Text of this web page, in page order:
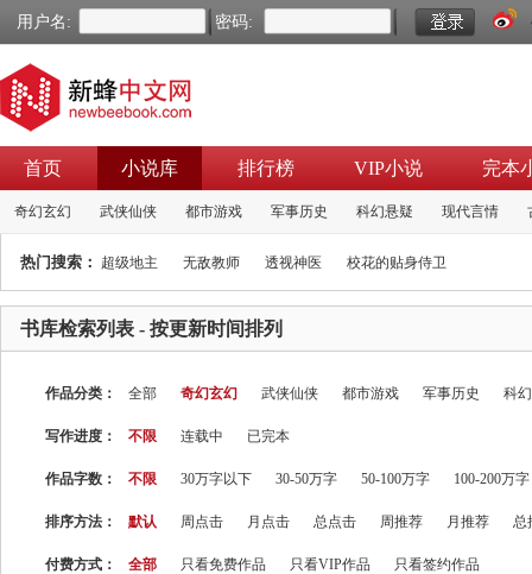
用户名: 密码:
首页 小说库 排行榜 VIP小说 完本
奇幻玄幻 武侠仙侠 都市游戏 军事历史 科幻悬疑 现代言情
热门搜索： 超级地主 无敌教师 透视神医 校花的贴身侍卫
书库检索列表 - 按更新时间排列
作品分类： 全部 奇幻玄幻 武侠仙侠 都市游戏 军事历史 科
写作进度： 不限 连载中 已完本
作品字数： 不限 30万字以下 30-50万字 50-100万字 100-200万字
排序方法： 默认 周点击 月点击 总点击 周推荐 月推荐 总
付费方式： 全部 只看免费作品 只看VIP作品 只看签约作品